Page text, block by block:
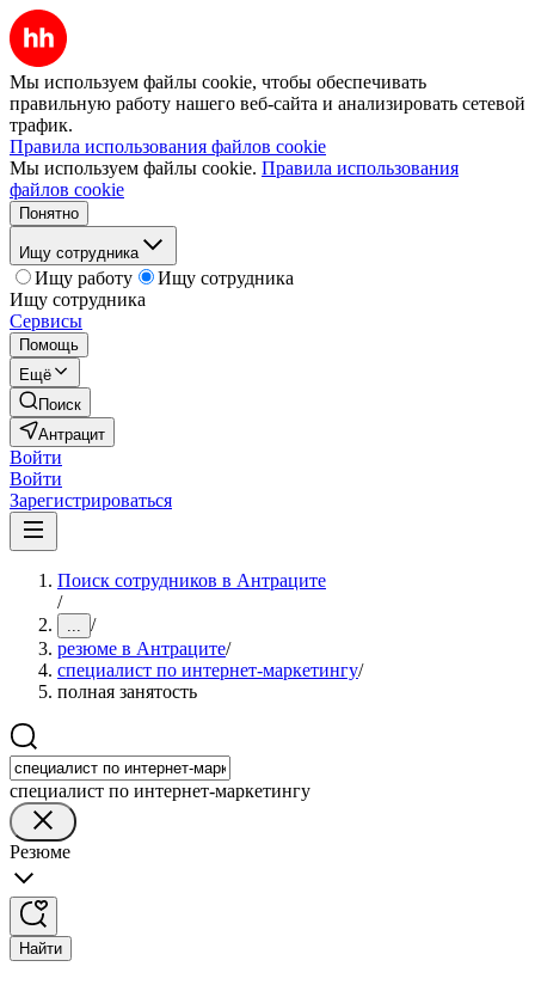
Мы используем файлы cookie, чтобы обеспечивать
правильную работу нашего веб-сайта и анализировать сетевой
трафик.
Правила использования файлов cookie
Мы используем файлы cookie. Правила использования
файлов cookie
Понятно
Ищу сотрудника
Ищу работу
Ищу сотрудника
Ищу сотрудника
Сервисы
Помощь
Ещё
Поиск
Антрацит
Войти
Войти
Зарегистрироваться
Поиск сотрудников в Антраците
/
... /
резюме в Антраците/
специалист по интернет-маркетингу/
полная занятость
специалист по интернет-маркетингу
Резюме
Найти